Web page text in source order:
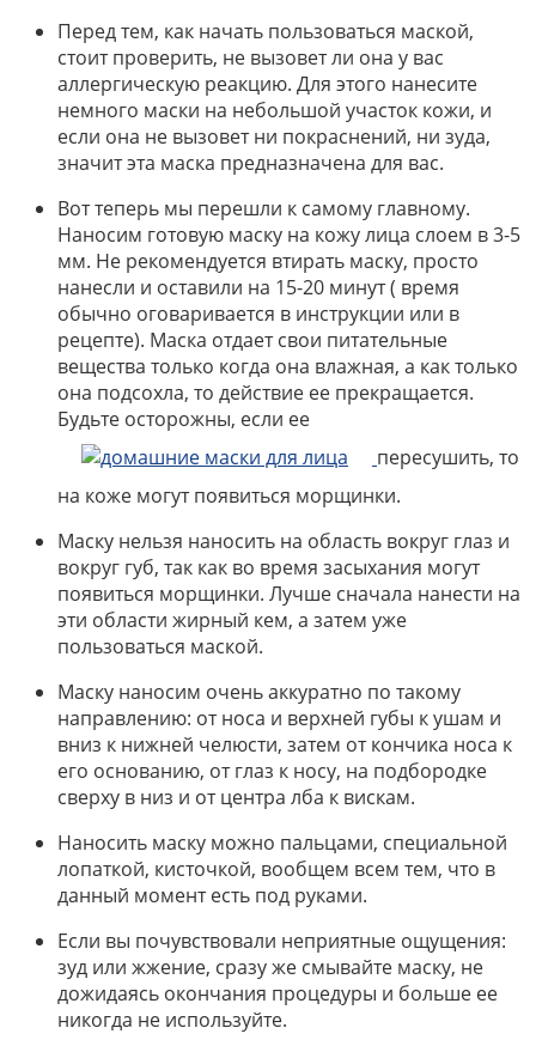
Перед тем, как начать пользоваться маской,
стоит проверить, не вызовет ли она у вас
аллергическую реакцию. Для этого нанесите
немного маски на небольшой участок кожи, и
если она не вызовет ни покраснений, ни зуда,
значит эта маска предназначена для вас.
Вот теперь мы перешли к самому главному.
Наносим готовую маску на кожу лица слоем в 3-5
мм. Не рекомендуется втирать маску, просто
нанесли и оставили на 15-20 минут ( время
обычно оговаривается в инструкции или в
рецепте). Маска отдает свои питательные
вещества только когда она влажная, а как только
она подсохла, то действие ее прекращается.
Будьте осторожны, если ее
пересушить, то
на коже могут появиться морщинки.
Маску нельзя наносить на область вокруг глаз и
вокруг губ, так как во время засыхания могут
появиться морщинки. Лучше сначала нанести на
эти области жирный кем, а затем уже
пользоваться маской.
Маску наносим очень аккуратно по такому
направлению: от носа и верхней губы к ушам и
вниз к нижней челюсти, затем от кончика носа к
его основанию, от глаз к носу, на подбородке
сверху в низ и от центра лба к вискам.
Наносить маску можно пальцами, специальной
лопаткой, кисточкой, вообщем всем тем, что в
данный момент есть под руками.
Если вы почувствовали неприятные ощущения:
зуд или жжение, сразу же смывайте маску, не
дожидаясь окончания процедуры и больше ее
никогда не используйте.